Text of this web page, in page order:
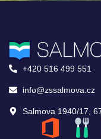
+420 516 499 551
info@zssalmova.cz
Salmova 1940/17,